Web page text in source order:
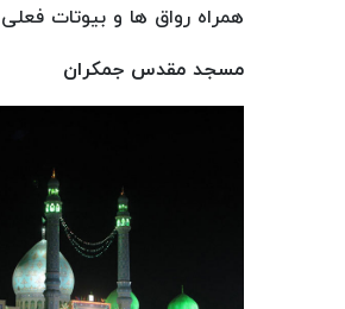
همراه رواق ها و بیوتات
مسجد مقدس جمكران